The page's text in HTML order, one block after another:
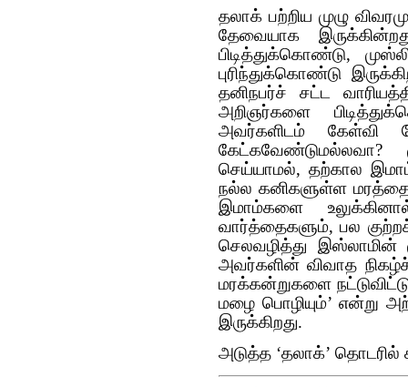
தலாக் பற்றிய முழு
தேவையாக
பிடித்துக்கொண்டு,
புரிந்துக்கொண்டு
தனிநபர்ச் சட்ட
அறிஞர்களை
அவர்களிடம் கேள்வி
செய்யாமல், தற்கால
நல்ல கனிகளுள்ள மரத்தை
இமாம்களை
வார்த்தைகளும், பல
செலவழித்து
அவர்களின் விவாத
மரக்கன்றுகளை
மழை பொழியும்’ என்று
இருக்கிறது.
அடுத்த ‘தலாக்’